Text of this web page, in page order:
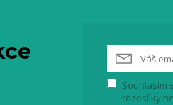
Souhlasím
rozesílky